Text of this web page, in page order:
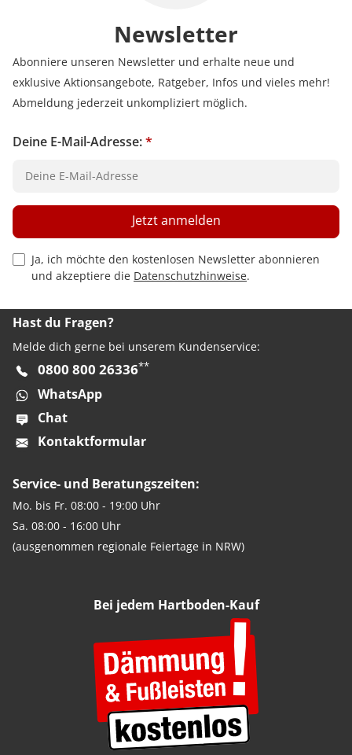
Newsletter
Abonniere unseren Newsletter und erhalte neue und
exklusive Aktionsangebote, Ratgeber, Infos und vieles mehr!
Abmeldung jederzeit unkompliziert möglich.
Deine E-Mail-Adresse:*
Privacy Policy Checkbox
Ja, ich möchte den kostenlosen Newsletter abonnieren
und akzeptiere die Datenschutzhinweise.
Jetzt anmelden
Hast du Fragen?
Melde dich gerne bei unserem Kundenservice:
0800 800 26336**
WhatsApp
Chat
Kontaktformular
Service- und Beratungszeiten:
Mo. bis Fr. 08:00 - 19:00 Uhr
Sa. 08:00 - 16:00 Uhr
(ausgenommen regionale Feiertage in NRW)
Bei jedem Hartboden-Kauf